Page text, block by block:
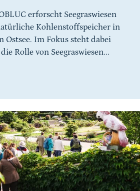
erforscht Seegraswiesen
Kohlenstoffspeicher in
Ostsee. Im Fokus steht dabei
Rolle von Seegraswiesen...